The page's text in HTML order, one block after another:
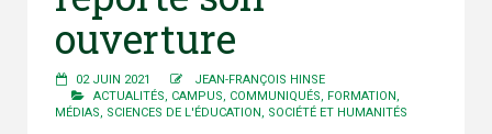
ouverture
02 JUIN 2021
JEAN-FRANÇOIS HINSE
ACTUALITÉS
CAMPUS COMMUNIQUÉS FORMATION
MÉDIAS
SCIENCES DE L'ÉDUCATION SOCIÉTÉ ET HUMANITÉS